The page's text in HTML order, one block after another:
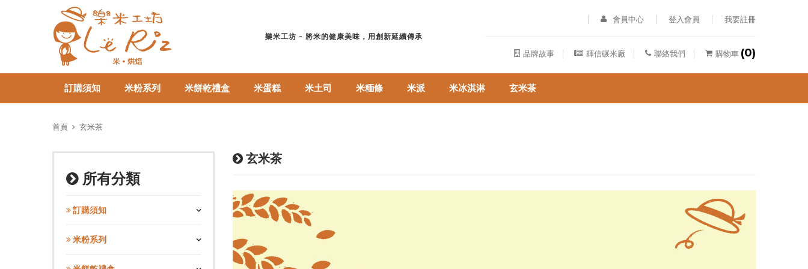
樂米工坊 - 將米的健康美味，用創新延續傳承
會員中心 登入會員 我要註冊
品牌故事 輝信碾米廠 聯絡我們 購物車 (0)
訂購須知 米粉系列 米餅乾禮盒 米蛋糕 米土司 米糆條 米派 米冰淇淋 玄米茶
首頁 玄米茶
玄米茶
所有分類
訂購須知
米粉系列